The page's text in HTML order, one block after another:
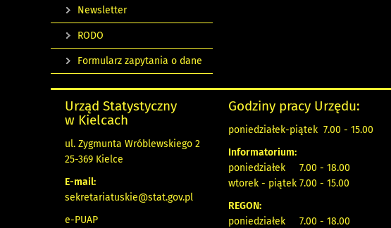
Newsletter
RODO
Formularz zapytania o dane
Urząd Statystyczny
w Kielcach
ul. Zygmunta Wróblewskiego 2
25-369 Kielce
E-mail:
sekretariatuskie@stat.gov.pl
e-PUAP
Godziny pracy Urzędu:
poniedziałek-piątek 7.00 - 15.00
Informatorium:
poniedziałek 7.00 - 18.00
wtorek - piątek 7.00 - 15.00
REGON:
poniedziałek 7.00 - 18.00